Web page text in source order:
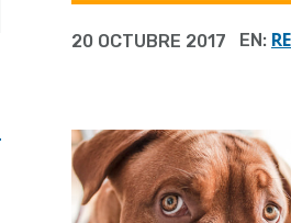
20 OCTUBRE 2017 EN: